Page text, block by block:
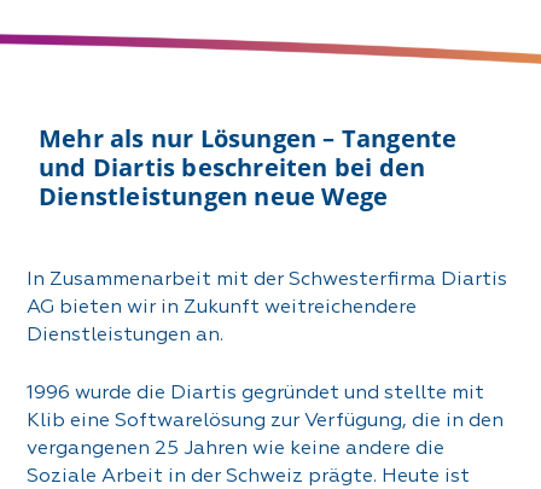
Mehr als nur Lösungen – Tangente
und Diartis beschreiten bei den
Dienstleistungen neue Wege
In Zusammenarbeit mit der Schwesterfirma Diartis
AG bieten wir in Zukunft weitreichendere
Dienstleistungen an.
1996 wurde die Diartis gegründet und stellte mit
Klib eine Softwarelösung zur Verfügung, die in den
vergangenen 25 Jahren wie keine andere die
Soziale Arbeit in der Schweiz prägte. Heute ist